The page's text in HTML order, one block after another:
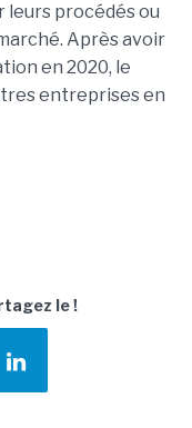
leurs procédés ou
Après avoir
en 2020, le
entreprises en
le !